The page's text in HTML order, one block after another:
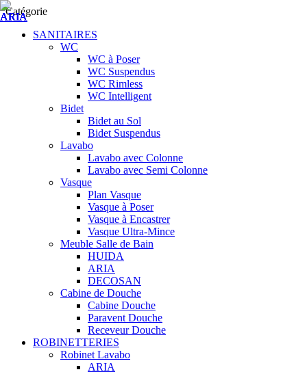
Catégorie
SANITAIRES
WC
WC à Poser
WC Suspendus
WC Rimless
WC Intelligent
Bidet
Bidet au Sol
Bidet Suspendus
Lavabo
Lavabo avec Colonne
Lavabo avec Semi Colonne
Vasque
Plan Vasque
Vasque à Poser
Vasque à Encastrer
Vasque Ultra-Mince
Meuble Salle de Bain
HUIDA
ARIA
DECOSAN
Cabine de Douche
Cabine Douche
Paravent Douche
Receveur Douche
ROBINETTERIES
Robinet Lavabo
ARIA